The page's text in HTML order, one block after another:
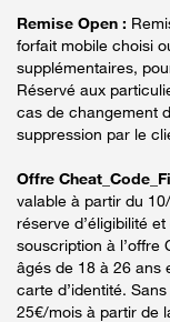
Remise Open :
forfait mobile choisi
supplémentaires,
Réservé aux
cas de changement
suppression par le
Offre
valable à partir du
réserve d’éligibilité
souscription à l’offre
âgés de 18 à 26 ans
carte d’identité.
25€/mois à partir de